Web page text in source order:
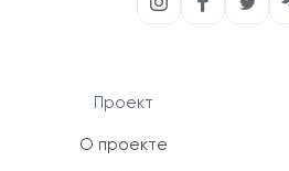
Проект
О проекте